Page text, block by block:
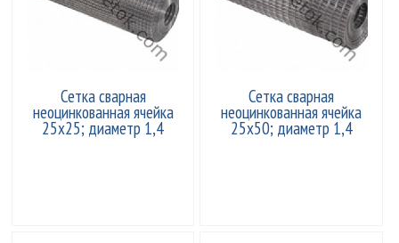
Сетка сварная
неоцинкованная ячейка
25x25; диаметр 1,4
Сетка сварная
неоцинкованная ячейка
25x50; диаметр 1,4